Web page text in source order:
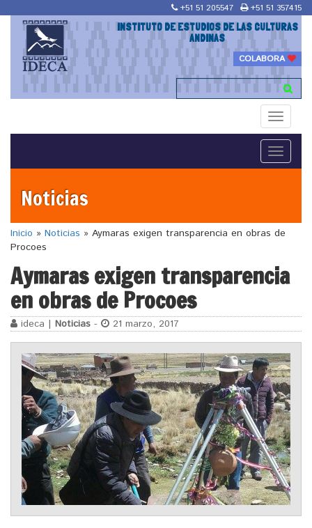
+51 51 205547 +51 51 357415
INSTITUTO DE ESTUDIOS DE LAS CULTURAS
ANDINAS
COLABORA
Toggle
Toggle
Noticias
Inicio » Noticias » Aymaras exigen transparencia en obras de
Procoes
Aymaras exigen transparencia
en obras de Procoes
ideca | Noticias - 21 marzo, 2017